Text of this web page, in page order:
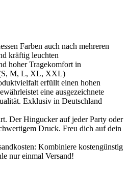
Farben auch nach mehreren
kräftig leuchten
hoher Tragekomfort in
(S, M, L, XL, XXL)
erfüllt einen hohen
eine ausgezeichnete
Exklusiv in Deutschland
Der Hingucker auf jeder Party oder
Druck. Freu dich auf dein
Kombiniere kostengünstig
nur einmal Versand!